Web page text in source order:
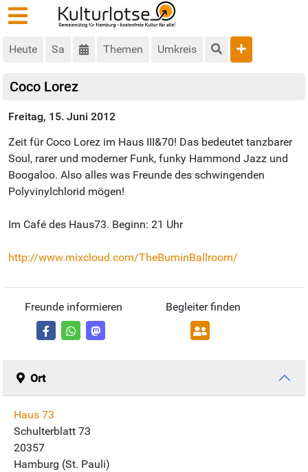
Heute Sa Themen Umkreis
Coco Lorez
Freitag, 15. Juni 2012
Zeit für Coco Lorez im Haus III&70! Das bedeutet tanzbarer
Soul, rarer und moderner Funk, funky Hammond Jazz und
Boogaloo. Also alles was Freunde des schwingenden
Polyvinylchlorid mögen!
Im Café des Haus73. Beginn: 21 Uhr
http://www.mixcloud.com/TheBurninBallroom/
Freunde informieren Begleiter finden
Ort
Haus 73
Schulterblatt 73
20357
Hamburg (St. Pauli)